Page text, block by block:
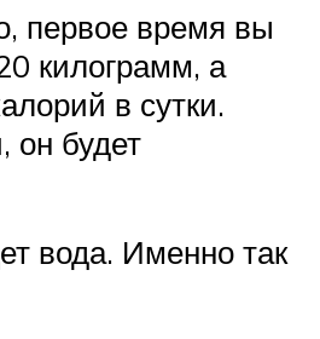
первое время вы
килограмм, а
в сутки.
он будет
вода. Именно так